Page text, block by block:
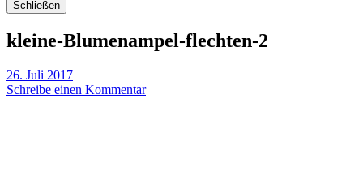
Schließen
kleine-Blumenampel-flechten-2
26. Juli 2017
Schreibe einen Kommentar